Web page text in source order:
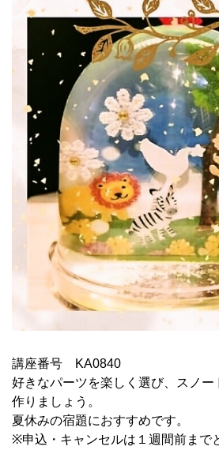
講座番号 KA0840
好きなパーツを楽しく選び、スノー
作りましょう。
夏休みの宿題におすすめです。
※申込・キャンセルは１週間前まで